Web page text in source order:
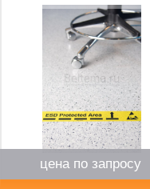
цена по запросу